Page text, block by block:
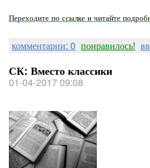
Переходите по ссылке и читайте
комментарии: 0 понравилось!
СК: Вместо классики
01-04-2017 09:08